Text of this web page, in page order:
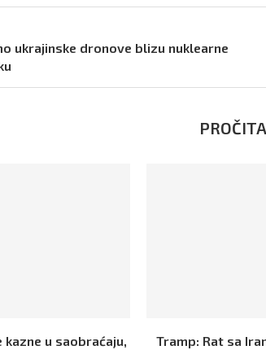
ukrajinske dronove blizu nuklearne
u saobraćaju,
Tramp: Rat sa